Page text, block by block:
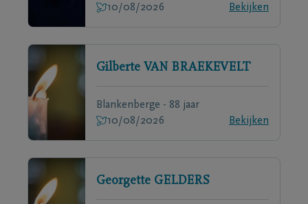
10/08/2026
Bekijken
Gilberte VAN BRAEKEVELT
Blankenberge - 88 jaar
10/08/2026
Bekijken
Georgette GELDERS